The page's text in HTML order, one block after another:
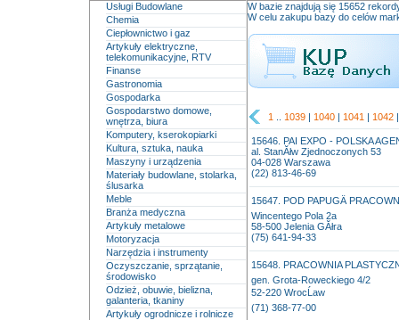
Usługi Budowlane
Chemia
Ciepłownictwo i gaz
Artykuły elektryczne,
telekomunikacyjne, RTV
Finanse
Gastronomia
Gospodarka
Gospodarstwo domowe,
wnętrza, biura
Komputery, kserokopiarki
Kultura, sztuka, nauka
Maszyny i urządzenia
Materiały budowlane, stolarka,
ślusarka
Meble
Branża medyczna
Artykuły metalowe
Motoryzacja
Narzędzia i instrumenty
Oczyszczanie, sprzątanie,
środowisko
Odzież, obuwie, bielizna,
galanteria, tkaniny
Artykuły ogrodnicze i rolnicze
W bazie znajdują się 15652
W celu zakupu bazy do celów
1 1039 | 1040 | 1041 | 1042
15646. PAI EXPO - POLSKA
al. StanĂłw Zjednoczonych 53
04-028 Warszawa
(22) 813-46-69
15647. POD PAPUGÄ
Wincentego Pola 2a
58-500 Jelenia GĂłra
(75) 641-94-33
15648. PRACOWNIA
gen. Grota-Roweckiego 4/2
52-220 WrocĹaw
(71) 368-77-00